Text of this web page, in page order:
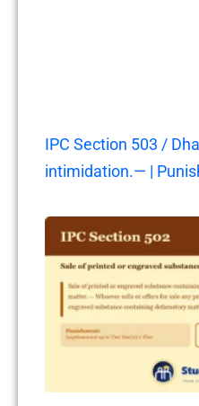
IPC Section 503 /
intimidation.— |